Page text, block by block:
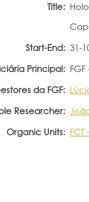
Title:
Start-End: 31-
Principal:
da FGF:
Researcher:
Organic Units: